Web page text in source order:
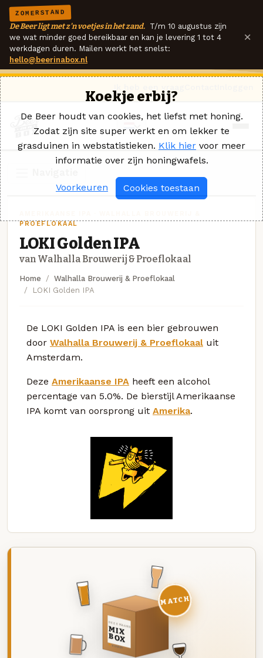
ZOMERSTAND
De Beer ligt met z'n voetjes in het zand. T/m 10 augustus zijn
we wat minder goed bereikbaar en kan je levering 1 tot 4
werkdagen duren. Mailen werkt het snelst:
hello@beerinabox.nl
×
PROEFLOKAAL
LOKI Golden IPA
van Walhalla Brouwerij & Proeflokaal
Home
Walhalla Brouwerij & Proeflokaal
LOKI Golden IPA
De LOKI Golden IPA is een bier gebrouwen
door Walhalla Brouwerij & Proeflokaal uit
Amsterdam.
Deze Amerikaanse IPA heeft een alcohol
percentage van 5.0%. De bierstijl Amerikaanse
IPA komt van oorsprong uit Amerika.
DEZE MAAND
MIX
BOX
8 BIEREN
MATCH
Koekje erbij?
De Beer houdt van cookies, het liefst met honing.
Zodat zijn site super werkt en om lekker te
grasduinen in webstatistieken. Klik hier voor meer
informatie over zijn honingwafels.
Voorkeuren Cookies toestaan